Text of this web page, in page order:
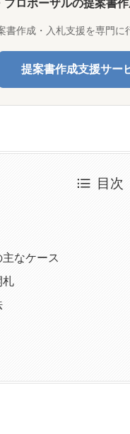
プロポーザルの提案書
書作成・入札支援を専門に
提案書作成支援サー
目次
なケース
札